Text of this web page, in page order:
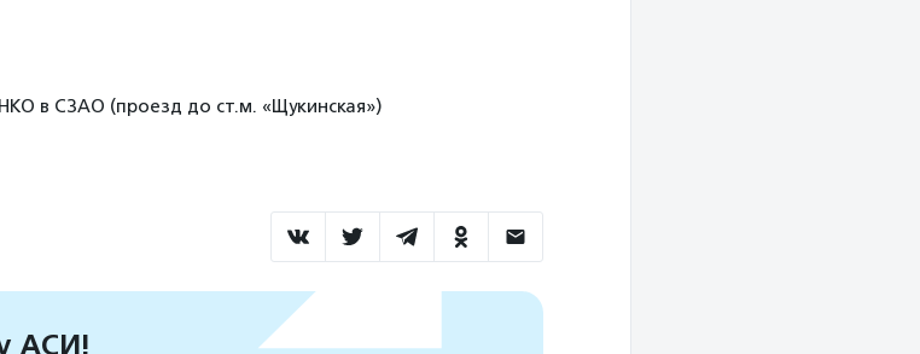
в СЗАО (проезд до ст.м. «Щукинская»)
АСИ!